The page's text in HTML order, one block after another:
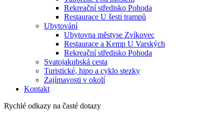
Rekreační středisko Pohoda
Restaurace U šesti trampů
Ubytování
Ubytovna městyse Zvíkovec
Restaurace a Kemp U Varských
Rekreační středisko Pohoda
Svatojakubská cesta
Turistické, hipo a cyklo stezky
Zajímavosti v okolí
Kontakt
Rychlé odkazy na časté dotazy